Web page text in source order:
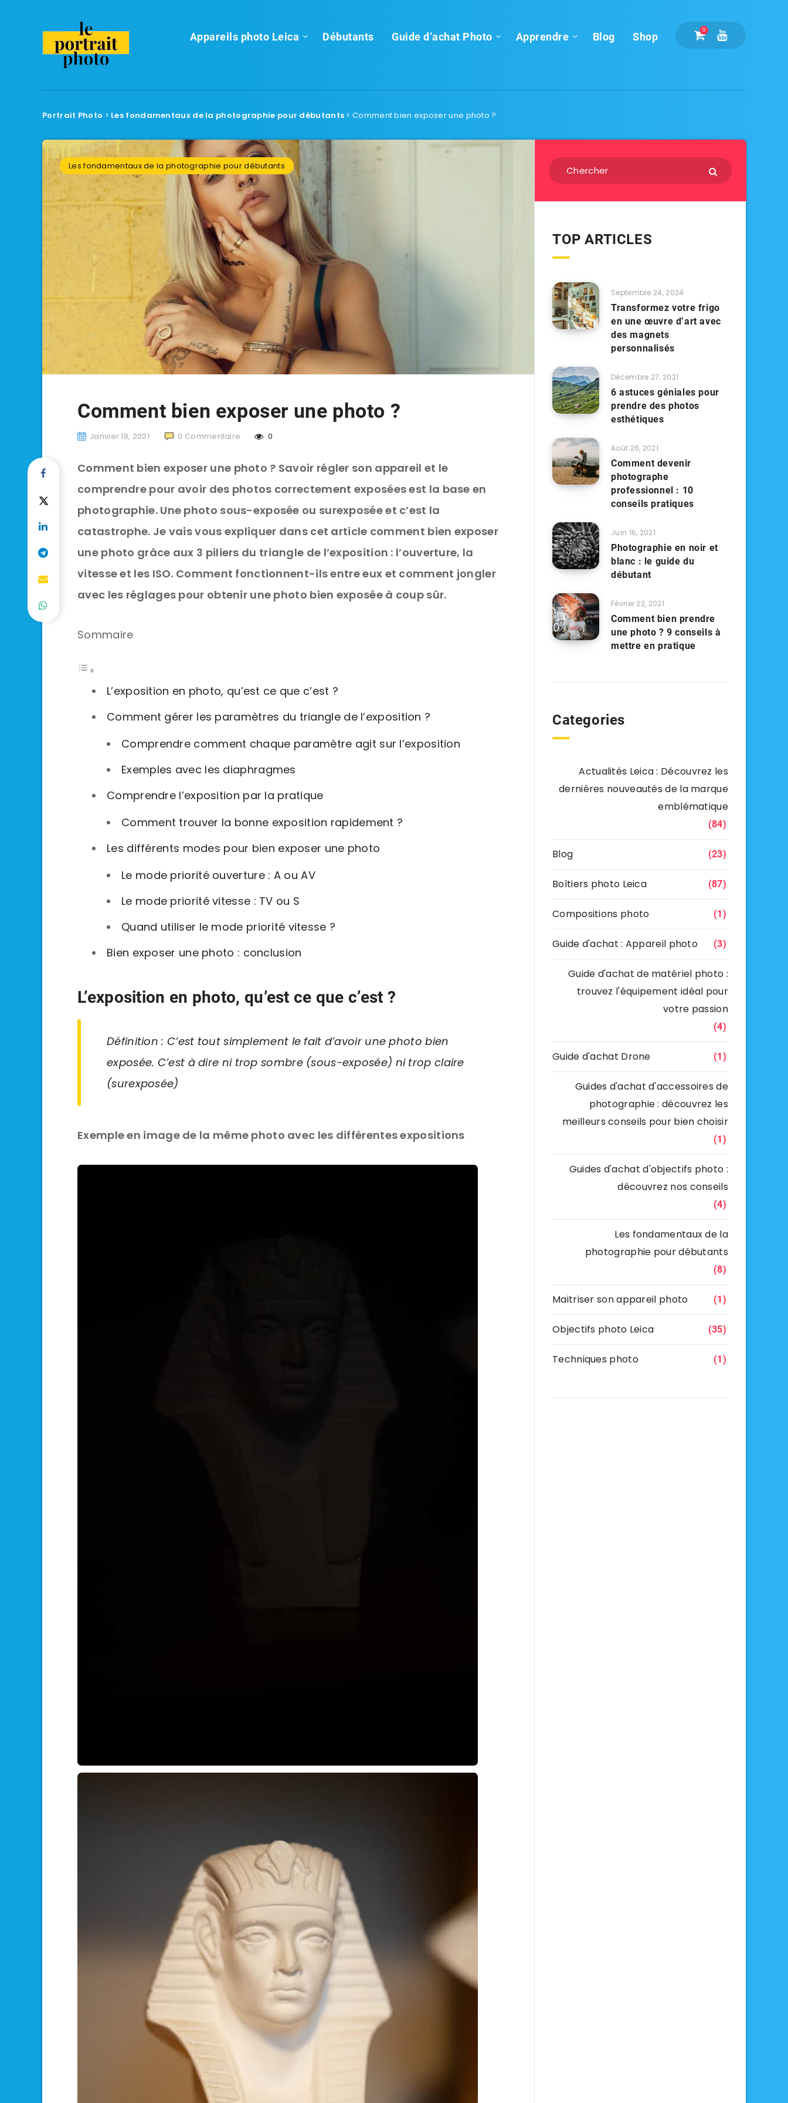
0
Appareils photo Leica Débutants Guide d’achat Photo Apprendre Blog Shop
Portrait Photo > Les fondamentaux de la photographie pour débutants >Comment bien exposer une photo ?
Les fondamentaux de la photographie pour débutants
Comment bien exposer une photo ?
Janvier 18, 2021 0 Commentaire 0
Comment bien exposer une photo ? Savoir régler son appareil et le
comprendre pour avoir des photos correctement exposées est la base en
photographie. Une photo sous-exposée ou surexposée et c’est la
catastrophe. Je vais vous expliquer dans cet article comment bien exposer
une photo grâce aux 3 piliers du triangle de l’exposition : l’ouverture, la
vitesse et les ISO. Comment fonctionnent-ils entre eux et comment jongler
avec les réglages pour obtenir une photo bien exposée à coup sûr.
Sommaire
L’exposition en photo, qu’est ce que c’est ?
Comment gérer les paramètres du triangle de l’exposition ?
Comprendre comment chaque paramètre agit sur l’exposition
Exemples avec les diaphragmes
Comprendre l’exposition par la pratique
Comment trouver la bonne exposition rapidement ?
Les différents modes pour bien exposer une photo
Le mode priorité ouverture : A ou AV
Le mode priorité vitesse : TV ou S
Quand utiliser le mode priorité vitesse ?
Bien exposer une photo : conclusion
L’exposition en photo, qu’est ce que c’est ?
Définition : C’est tout simplement le fait d’avoir une photo bien
exposée. C’est à dire ni trop sombre (sous-exposée) ni trop claire
(surexposée)
Exemple en image de la même photo avec les différentes expositions
TOP ARTICLES
Septembre 24, 2024
Transformez votre frigo
en une œuvre d’art avec
des magnets
personnalisés
Décembre 27, 2021
6 astuces géniales pour
prendre des photos
esthétiques
Août 26, 2021
Comment devenir
photographe
professionnel : 10
conseils pratiques
Juin 16, 2021
Photographie en noir et
blanc : le guide du
débutant
Février 22, 2021
Comment bien prendre
une photo ? 9 conseils à
mettre en pratique
Categories
Actualités Leica : Découvrez les
dernières nouveautés de la marque
emblématique
(84)
Blog (23)
Boîtiers photo Leica (87)
Compositions photo (1)
Guide d'achat : Appareil photo (3)
Guide d'achat de matériel photo :
trouvez l'équipement idéal pour
votre passion
(4)
Guide d'achat Drone (1)
Guides d'achat d'accessoires de
photographie : découvrez les
meilleurs conseils pour bien choisir
(1)
Guides d'achat d'objectifs photo :
découvrez nos conseils
(4)
Les fondamentaux de la
photographie pour débutants
(8)
Maitriser son appareil photo (1)
Objectifs photo Leica (35)
Techniques photo (1)